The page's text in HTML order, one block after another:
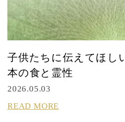
子供たちに伝えてほし
本の食と霊性
2026.05.03
READ MORE